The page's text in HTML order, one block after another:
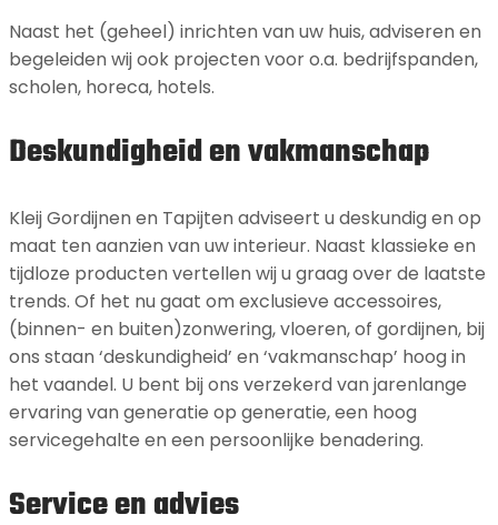
Naast het (geheel) inrichten van uw huis, adviseren en
begeleiden wij ook projecten voor o.a. bedrijfspanden,
scholen, horeca, hotels.
Deskundigheid en vakmanschap
Kleij Gordijnen en Tapijten adviseert u deskundig en op
maat ten aanzien van uw interieur. Naast klassieke en
tijdloze producten vertellen wij u graag over de laatste
trends. Of het nu gaat om exclusieve accessoires,
(binnen- en buiten)zonwering, vloeren, of gordijnen, bij
ons staan ‘deskundigheid’ en ‘vakmanschap’ hoog in
het vaandel. U bent bij ons verzekerd van jarenlange
ervaring van generatie op generatie, een hoog
servicegehalte en een persoonlijke benadering.
Service en advies